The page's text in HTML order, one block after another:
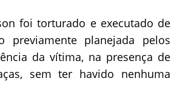
foi torturado e executado de
planejada pelos
da vítima, na presença de
sem ter havido nenhuma